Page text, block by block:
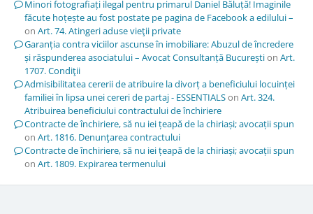
Minori fotografiați ilegal pentru primarul Daniel Băluță! Imaginile
făcute hoțește au fost postate pe pagina de Facebook a edilului –
on Art. 74. Atingeri aduse vieţii private
Garanția contra viciilor ascunse în imobiliare: Abuzul de încredere
și răspunderea asociatului – Avocat Consultanță Bucureștion Art.
1707. Condiţii
Admisibilitatea cererii de atribuire la divorț a beneficiului locuinței
familiei în lipsa unei cereri de partaj - ESSENTIALSon Art. 324.
Atribuirea beneficiului contractului de închiriere
Contracte de închiriere, să nu iei țeapă de la chiriași; avocații spun
on Art. 1816. Denunţarea contractului
Contracte de închiriere, să nu iei țeapă de la chiriași; avocații spun
on Art. 1809. Expirarea termenului